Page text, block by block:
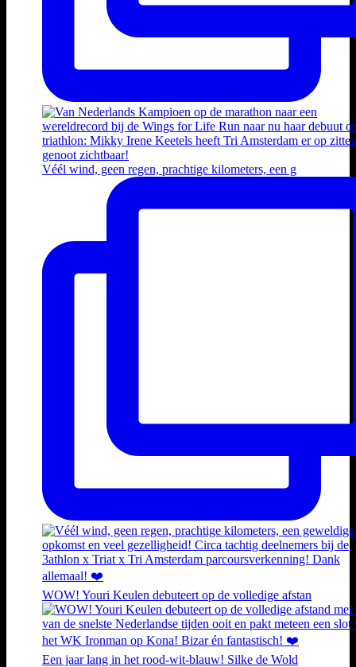
Véél wind, geen regen, prachtige kilometers, een g
WOW! Youri Keulen debuteert op de volledige afstan
Een jaar lang in het rood-wit-blauw! Silke de Wold